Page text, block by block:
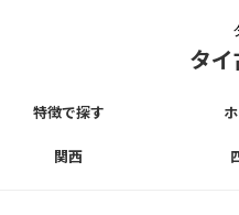
タ
特徴で探す
関西